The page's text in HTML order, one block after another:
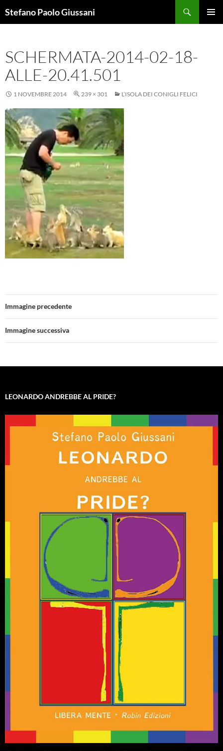
alStefano Paolo Giussani
SCHERMATA-2014-02-18-
ALLE-20.41.501
1 NOVEMBRE 2014 239 × 301 L’ISOLA DEI CONIGLI FELICI
Immagine precedente
Immagine successiva
LEONARDO ANDREBBE AL PRIDE?